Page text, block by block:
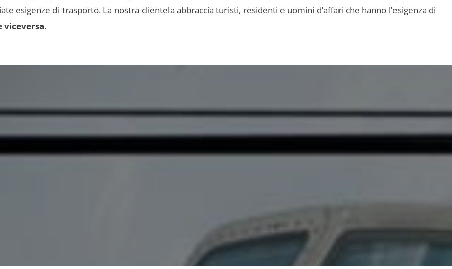
esigenze di trasporto. La nostra clientela abbraccia turisti, residenti e uomini d’affari che hanno l’esigenza di
viceversa.